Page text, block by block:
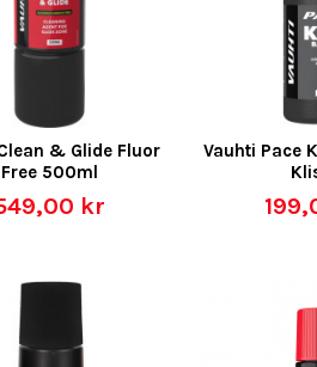
& Glide Fluor
Free 500ml
kr
Vauhti Pace